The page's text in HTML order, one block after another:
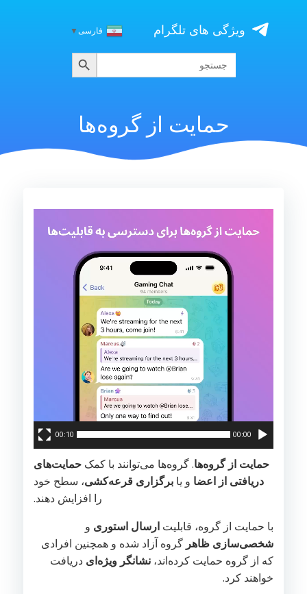
content
ویژگی های تلگرام فارسی▼
جستجو
برای:
جستجو
حمایت از گروه‌ها
ویدیو
00:00
00:10
حمایت از گروه‌ها. گروه‌ها می‌توانند با کمک حمایت‌های
دریافتی از اعضا و یا برگزاری قرعه‌کشی، سطح خود
را افزایش دهند.
با حمایت از گروه، قابلیت ارسال استوری و
شخصی‌سازی ظاهر گروه آزاد شده و همچنین افرادی
که از گروه حمایت کرده‌اند، نشانگر ویژه‌ای دریافت
خواهند کرد.